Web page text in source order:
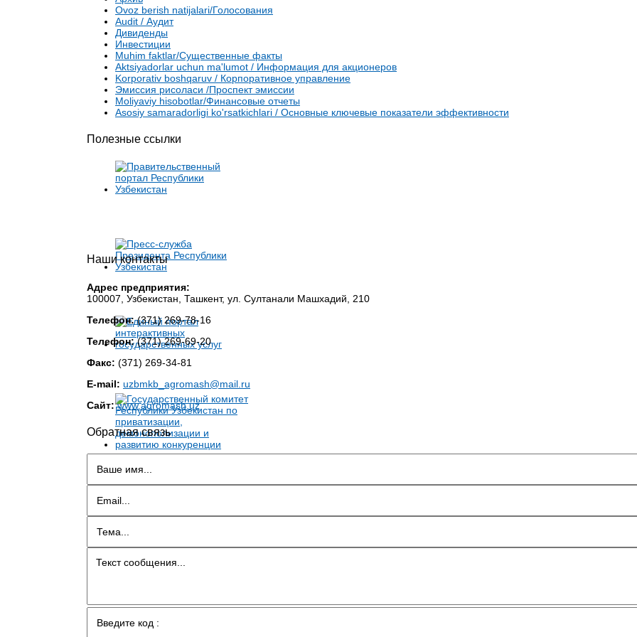
Ovoz berish natijalari/Голосования
Audit / Аудит
Дивиденды
Инвестиции
Muhim faktlar/Существенные факты
Aktsiyadorlar uchun ma'lumot / Информация для акционеров
Korporativ boshqaruv / Корпоративное управление
Эмиссия рисоласи /Проспект эмиссии
Moliyaviy hisobotlar/Финансовые отчеты
Asosiy samaradorligi ko'rsatkichlari / Основные ключевые показатели эффективности
Полезные ссылки
Наши контакты
Адрес предприятия:
100007, Узбекистан, Ташкент, ул. Султанали Машхадий, 210
Телефон:(371) 269-78-16
Телефон:(371) 269-69-20
Факс: (371) 269-34-81
E-mail: uzbmkb_agromash@mail.ru
Сайт: www.agromash.uz
Обратная связь